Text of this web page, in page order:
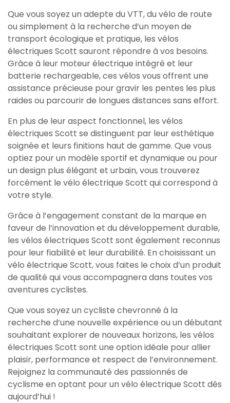
Que vous soyez un adepte du VTT, du vélo de route
ou simplement à la recherche d’un moyen de
transport écologique et pratique, les vélos
électriques Scott sauront répondre à vos besoins.
Grâce à leur moteur électrique intégré et leur
batterie rechargeable, ces vélos vous offrent une
assistance précieuse pour gravir les pentes les plus
raides ou parcourir de longues distances sans effort.
En plus de leur aspect fonctionnel, les vélos
électriques Scott se distinguent par leur esthétique
soignée et leurs finitions haut de gamme. Que vous
optiez pour un modèle sportif et dynamique ou pour
un design plus élégant et urbain, vous trouverez
forcément le vélo électrique Scott qui correspond à
votre style.
Grâce à l’engagement constant de la marque en
faveur de l’innovation et du développement durable,
les vélos électriques Scott sont également reconnus
pour leur fiabilité et leur durabilité. En choisissant un
vélo électrique Scott, vous faites le choix d’un produit
de qualité qui vous accompagnera dans toutes vos
aventures cyclistes.
Que vous soyez un cycliste chevronné à la
recherche d’une nouvelle expérience ou un débutant
souhaitant explorer de nouveaux horizons, les vélos
électriques Scott sont une option idéale pour allier
plaisir, performance et respect de l’environnement.
Rejoignez la communauté des passionnés de
cyclisme en optant pour un vélo électrique Scott dès
aujourd’hui !